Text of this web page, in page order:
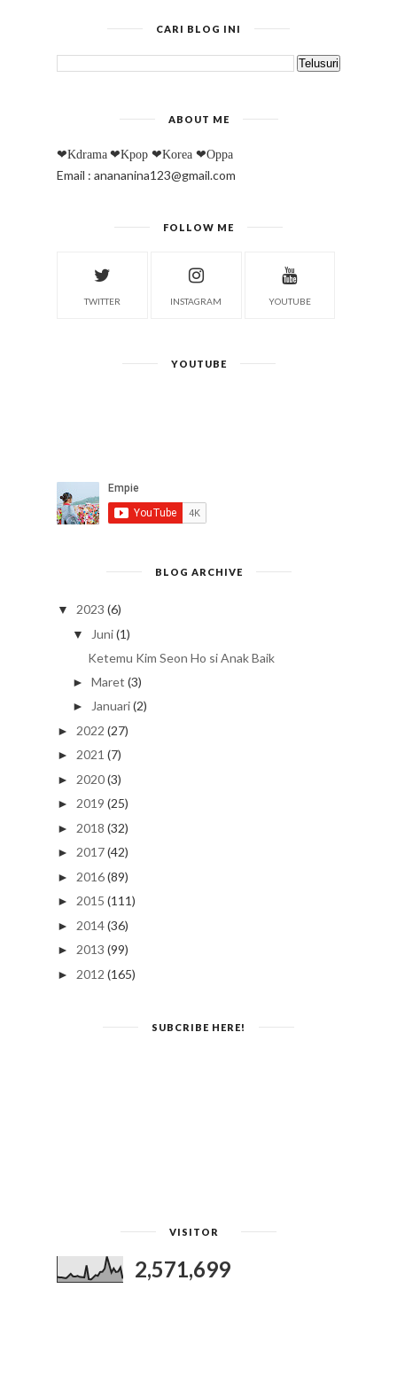
CARI BLOG INI
ABOUT ME
❤Kdrama ❤Kpop ❤Korea ❤Oppa
Email : anananina123@gmail.com
FOLLOW ME
TWITTER INSTAGRAM YOUTUBE
YOUTUBE
BLOG ARCHIVE
▼ 2023 (6)
▼ Juni(1)
Ketemu Kim Seon Ho si Anak Baik
► Maret (3)
► Januari(2)
► 2022 (27)
► 2021 (7)
► 2020(3)
► 2019 (25)
► 2018 (32)
► 2017(42)
► 2016(89)
► 2015 (111)
► 2014(36)
► 2013 (99)
► 2012 (165)
SUBCRIBE HERE!
VISITOR
2,571,699